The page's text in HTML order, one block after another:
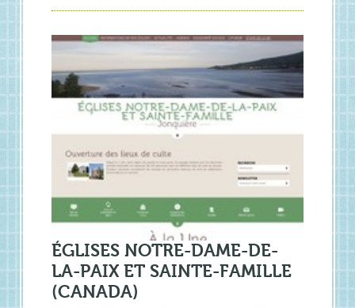
ÉGLISES NOTRE-DAME-DE-
LA-PAIX ET SAINTE-FAMILLE
(CANADA)